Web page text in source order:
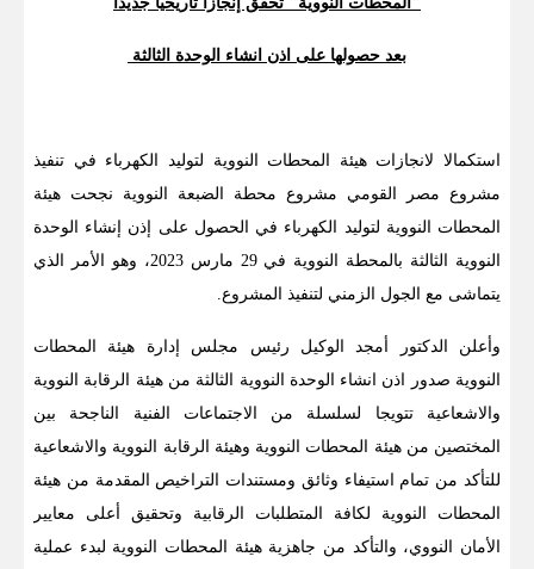
بعد حصولها على اذن انشاء الوحدة الثالثة
استكمالا لانجازات هيئة المحطات النووية لتوليد الكهرباء في تنفيذ
مشروع مصر القومي مشروع محطة الضبعة النووية نجحت هيئة
المحطات النووية لتوليد الكهرباء في الحصول على إذن إنشاء الوحدة
النووية الثالثة بالمحطة النووية في 29 مارس 2023، وهو الأمر الذي
يتماشى مع الجول الزمني لتنفيذ المشروع.
وأعلن الدكتور أمجد الوكيل رئيس مجلس إدارة هيئة المحطات
النووية صدور اذن انشاء الوحدة النووية الثالثة من هيئة الرقابة النووية
والاشعاعية تتويجا لسلسلة من الاجتماعات الفنية الناجحة بين
المختصين من هيئة المحطات النووية وهيئة الرقابة النووية والاشعاعية
للتأكد من تمام استيفاء وثائق ومستندات التراخيص المقدمة من هيئة
المحطات النووية لكافة المتطلبات الرقابية وتحقيق أعلى معايير
الأمان النووي، والتأكد من جاهزية هيئة المحطات النووية لبدء عملية